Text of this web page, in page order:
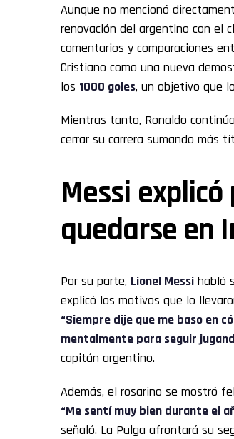
Aunque no mencionó
renovación del argentino con el
comentarios y comparaciones
Cristiano como una nueva
los 1000 goles, un objetivo que
Mientras tanto, Ronaldo
cerrar su carrera sumando más
Messi
quedarse en
Por su parte, Lionel Messi habló
explicó los motivos que lo
“Siempre dije que me baso en
mentalmente para seguir
capitán argentino.
Además, el rosarino se mostró
“Me sentí muy bien durante el
señaló. La Pulga afrontará su